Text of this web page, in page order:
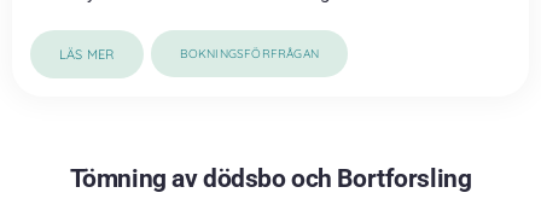
LÄS MER BOKNINGSFÖRFRÅGAN
Tömning av dödsbo och Bortforsling